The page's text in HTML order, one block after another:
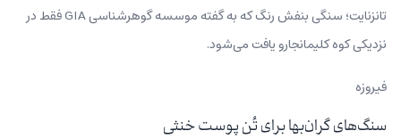
تانزنایت؛ سنگی بنفش رنگ که به گفته موسسه گوهرشناسی GIA فقط در
نزدیکی کوه کلیمانجارو یافت می‌شود.
فیروزه
سنگ‌های گران‌بها برای تُن پوست خنثی